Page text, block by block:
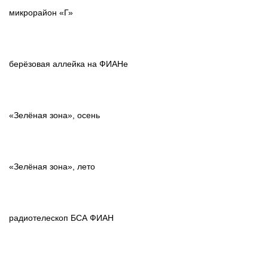
микрорайон «Г»
берёзовая аллейка на ФИАНе
«Зелёная зона», осень
«Зелёная зона», лето
радиотелескоп БСА ФИАН